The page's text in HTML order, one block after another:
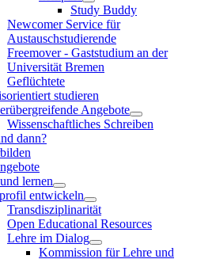
Study Buddy
Newcomer Service für
Austauschstudierende
Freemover - Gaststudium an der
Universität Bremen
Geflüchtete
studieren
Angebote
Wissenschaftliches Schreiben
dann?
lernen
entwickeln
Transdisziplinarität
Open Educational Resources
Lehre im Dialog
Kommission für Lehre und